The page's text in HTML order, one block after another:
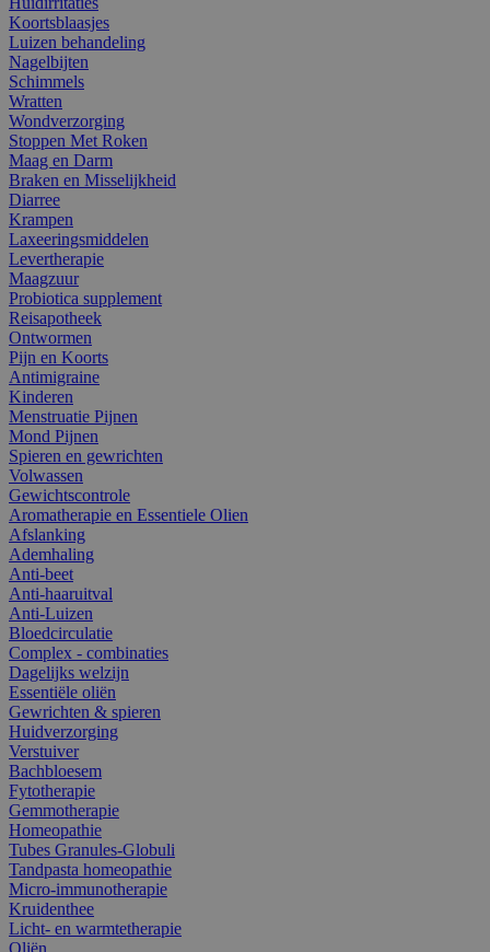
Koortsblaasjes
Luizen behandeling
Nagelbijten
Schimmels
Wratten
Wondverzorging
Stoppen Met Roken
Maag en Darm
Braken en Misselijkheid
Diarree
Krampen
Laxeeringsmiddelen
Levertherapie
Maagzuur
Probiotica supplement
Reisapotheek
Ontwormen
Pijn en Koorts
Antimigraine
Kinderen
Menstruatie Pijnen
Mond Pijnen
Spieren en gewrichten
Volwassen
Gewichtscontrole
Aromatherapie en Essentiele Olien
Afslanking
Ademhaling
Anti-beet
Anti-haaruitval
Anti-Luizen
Bloedcirculatie
Complex - combinaties
Dagelijks welzijn
Essentiële oliën
Gewrichten & spieren
Huidverzorging
Verstuiver
Bachbloesem
Fytotherapie
Gemmotherapie
Homeopathie
Tubes Granules-Globuli
Tandpasta homeopathie
Micro-immunotherapie
Kruidenthee
Licht- en warmtetherapie
Oliën